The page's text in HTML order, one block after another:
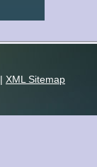
| XML Sitemap